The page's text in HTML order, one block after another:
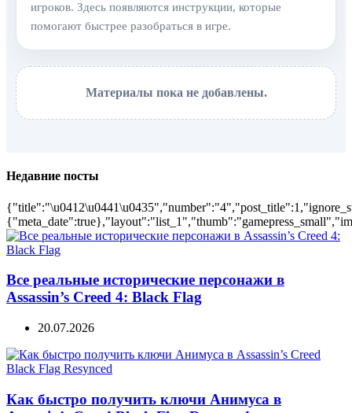
игроков. Здесь появляются инструкции, которые
помогают быстрее разобраться в игре.
Материалы пока не добавлены.
Недавние посты
Все реальные исторические персонажи в
Assassin’s Creed 4: Black Flag
20.07.2026
Как быстро получить ключи Анимуса в